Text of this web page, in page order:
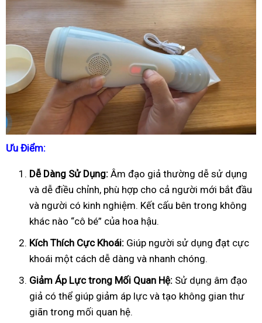
Ưu Điểm:
Dễ Dàng Sử Dụng: Âm đạo giả thường dễ sử dụng
và dễ điều chỉnh, phù hợp cho cả người mới bắt đầu
và người có kinh nghiệm. Kết cấu bên trong không
khác nào “cô bé” của hoa hậu.
Kích Thích Cực Khoái: Giúp người sử dụng đạt cực
khoái một cách dễ dàng và nhanh chóng.
Giảm Áp Lực trong Mối Quan Hệ: Sử dụng âm đạo
giả có thể giúp giảm áp lực và tạo không gian thư
giãn trong mối quan hệ.